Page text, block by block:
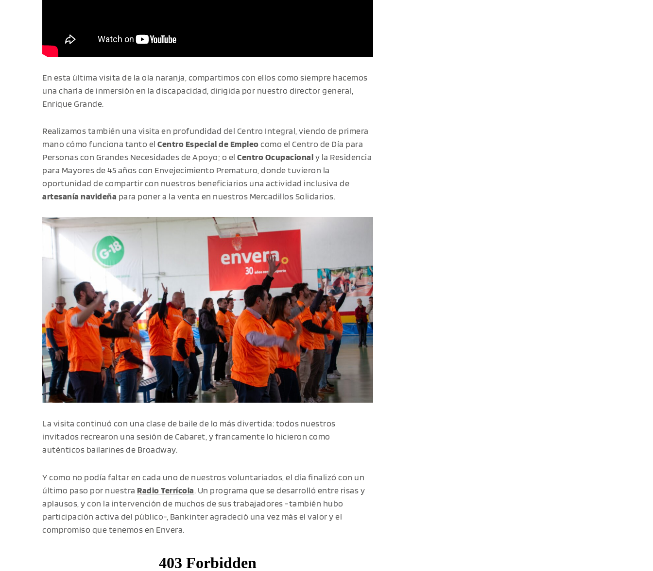
En esta última visita de la ola naranja, compartimos con ellos como siempre hacemos
una charla de inmersión en la discapacidad, dirigida por nuestro director general,
Enrique Grande.
Realizamos también una visita en profundidad del Centro Integral, viendo de primera
mano cómo funciona tanto el Centro Especial de Empleocomo el Centro de Día para
Personas con Grandes Necesidades de Apoyo; o el Centro Ocupacionaly la Residencia
para Mayores de 45 años con Envejecimiento Prematuro, donde tuvieron la
oportunidad de compartir con nuestros beneficiarios una actividad inclusiva de
artesanía navideña para poner a la venta en nuestros Mercadillos Solidarios.
La visita continuó con una clase de baile de lo más divertida: todos nuestros
invitados recrearon una sesión de Cabaret, y francamente lo hicieron como
auténticos bailarines de Broadway.
Y como no podía faltar en cada uno de nuestros voluntariados, el día finalizó con un
último paso por nuestra Radio Terrícola. Un programa que se desarrolló entre risas y
aplausos, y con la intervención de muchos de sus trabajadores -también hubo
participación activa del público-, Bankinter agradeció una vez más el valor y el
compromiso que tenemos en Envera.